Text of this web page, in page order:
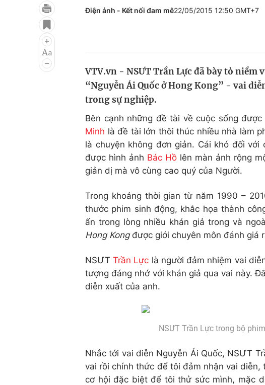
Điện ảnh
Âm nhạc
Chất lượng cuộc sống
Điện ảnh - Kết nối đam mê22/05/2015 12:50 GMT+7
VTV.vn - NSƯT Trần Lực đã bày tỏ
“Nguyễn Ái Quốc ở Hong Kong” - vai
trong sự nghiệp.
Bên cạnh những đề tài về cuộc sống
Minh là đề tài lớn thôi thúc nhiều nhà làm
là chuyện không đơn giản. Cái khó đối
được hình ảnh Bác Hồ lên màn ảnh rộng
giản dị mà vô cùng cao quý của Người.
Trong khoảng thời gian từ năm 1990 –
thước phim sinh động, khắc họa thành
ấn trong lòng nhiều khán giả trong và
Hong Kongđược giới chuyên môn đánh giá
NSƯTTrần Lực là người đảm nhiệm vai
tượng đáng nhớ với khán giả qua vai này.
diễn xuất của anh.
NSƯT Trần Lực trong bộ
Nhắc tới vai diễn Nguyễn Ái Quốc, NSƯT
vai rồi chính thức để tôi đảm nhận vai
cơ hội đặc biệt để tôi thử sức mình, mặc